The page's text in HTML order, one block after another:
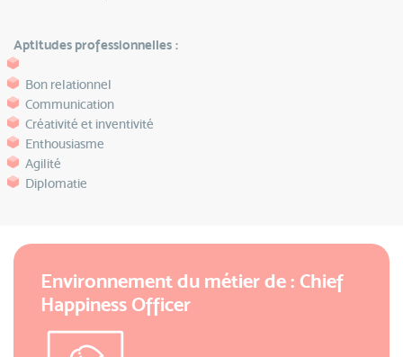
Aptitudes professionnelles :
Bon relationnel
Communication
Créativité et inventivité
Enthousiasme
Agilité
Diplomatie
Environnement du métier de : Chief
Happiness Officer